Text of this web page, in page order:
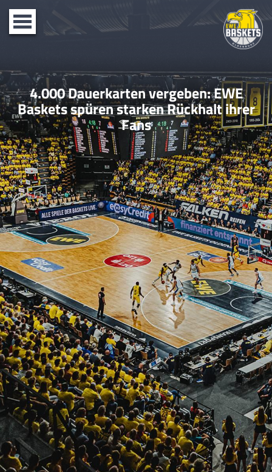
Toggle
navigation
4.000 Dauerkarten vergeben: EWE
Baskets spüren starken Rückhalt ihrer
Fans